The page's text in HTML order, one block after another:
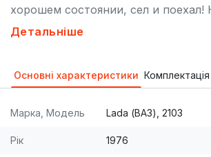
хорошем состоянии, сел и поехал!
аккумулятор. Реальному
Детальніше
Основні характеристики Комплектація
Марка, Модель Lada (ВАЗ), 2103
Рік 1976